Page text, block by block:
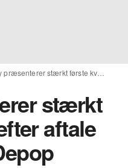
stærkt
aftale